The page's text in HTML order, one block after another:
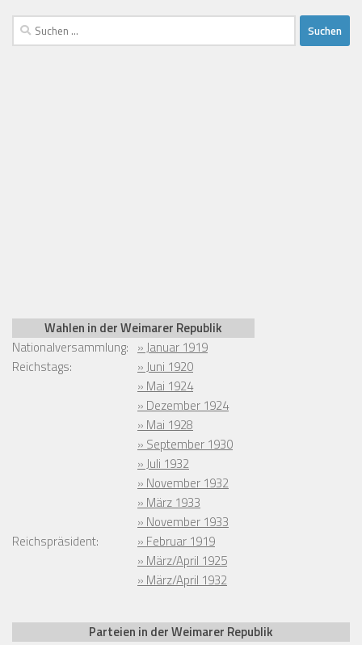
Suchen
nach:
Wahlen in der Weimarer Republik
Nationalversammlung: » Januar 1919
Reichstags:
» Juni 1920
» Mai 1924
» Dezember 1924
» Mai 1928
» September 1930
» Juli 1932
» November 1932
» März 1933
» November 1933
Reichspräsident:
» Februar 1919
» März/April 1925
» März/April 1932
Parteien in der Weimarer Republik